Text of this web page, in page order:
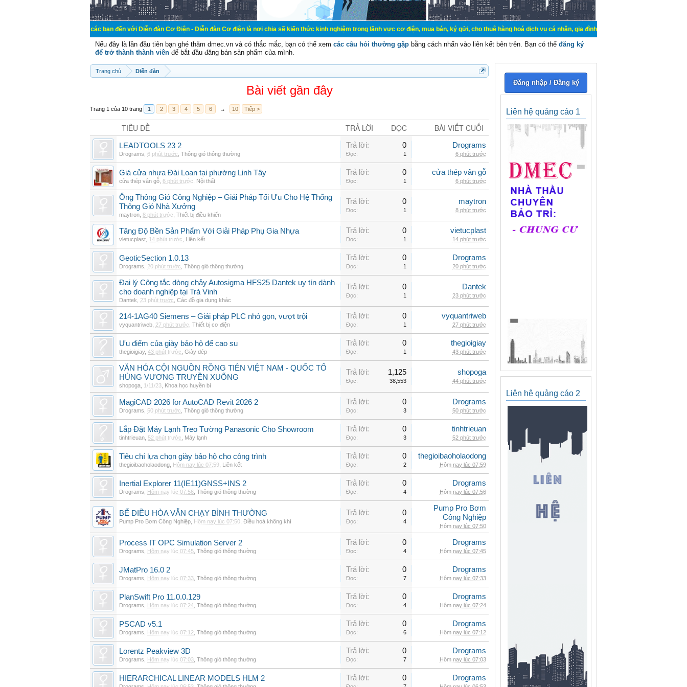
Chào mừng các bạn đến với Diễn đàn Cơ Điện - Diễn đàn Cơ điện là nơi chia sẽ kiến thức kinh nghiệm trong lãnh vực cơ điện, mua bán, ký gửi, cho thuê hàng hoá dịch vụ cá nhân, gia đình. Mua bán, ký gửi, cho thuê thiết bị
Nếu đây là lần đầu tiên bạn ghé thăm dmec.vn và có thắc mắc, bạn có thể xem các câu hỏi thường gặp bằng cách nhấn vào liên kết bên trên. Bạn có thể đăng ký
để trở thành thành viên để bắt đầu đăng bán sản phẩm của mình.
Trang chủ Diễn đàn
Bài viết gần đây
Trang 1 của 10 trang 1 2 3 4 5 6 → 10 Tiếp >
TIÊU ĐỀ TRẢ LỜI ĐỌC BÀI VIẾT CUỐI
LEADTOOLS 23 2
Drograms 6 phút trước Thông gió thông thường
Trả lời: 0
Đọc: 1
Drograms
6 phút trước
Giá cửa nhựa Đài Loan tại phường Linh Tây
cửa thép vân gỗ 6 phút trước Nội thất
Trả lời: 0
Đọc: 1
cửa thép vân gỗ
6 phút trước
Ống Thông Gió Công Nghiệp – Giải Pháp Tối Ưu Cho Hệ Thống
Thông Gió Nhà Xưởng
maytron 8 phút trước Thiết bị điều khiển
Trả lời: 0
Đọc: 1
maytron
8 phút trước
Tăng Độ Bền Sản Phẩm Với Giải Pháp Phụ Gia Nhựa
vietucplast 14 phút trước Liên kết
Trả lời: 0
Đọc: 1
vietucplast
14 phút trước
GeoticSection 1.0.13
Drograms 20 phút trước Thông gió thông thường
Trả lời: 0
Đọc: 1
Drograms
20 phút trước
Đại lý Công tắc dòng chảy Autosigma HFS25 Dantek uy tín dành
cho doanh nghiệp tại Trà Vinh
Dantek 23 phút trước Các đồ gia dụng khác
Trả lời: 0
Đọc: 1
Dantek
23 phút trước
214-1AG40 Siemens – Giải pháp PLC nhỏ gọn, vượt trội
vyquantriweb 27 phút trước Thiết bị cơ điện
Trả lời: 0
Đọc: 1
vyquantriweb
27 phút trước
Ưu điểm của giày bảo hộ đế cao su
thegioigiay, 43 phút trước Giày dép
Trả lời: 0
Đọc: 1
thegioigiay
43 phút trước
VĂN HÓA CỘI NGUỒN RỒNG TIÊN VIỆT NAM - QUỐC TỔ
HÙNG VƯƠNG TRUYỀN XUỐNG
shopoga 1/11/23 Khoa học huyền bí
Trả lời: 1,125
Đọc: 38,553
shopoga
44 phút trước
MagiCAD 2026 for AutoCAD Revit 2026 2
Drograms 50 phút trước Thông gió thông thường
Trả lời: 0
Đọc: 3
Drograms
50 phút trước
Lắp Đặt Máy Lạnh Treo Tường Panasonic Cho Showroom
tinhtrieuan 52 phút trước Máy lạnh
Trả lời: 0
Đọc: 3
tinhtrieuan
52 phút trước
Tiêu chí lựa chọn giày bảo hộ cho công trình
thegioibaoholaodong Hôm nay lúc 07:59 Liên kết
Trả lời: 0
Đọc: 2
thegioibaoholaodong
Hôm nay lúc 07:59
Inertial Explorer 11(IE11)GNSS+INS 2
Drograms Hôm nay lúc 07:56 Thông gió thông thường
Trả lời: 0
Đọc: 4
Drograms
Hôm nay lúc 07:56
BỂ ĐIỀU HÒA VẪN CHẠY BÌNH THƯỜNG
Pump Pro Bơm Công Nghiệp Hôm nay lúc 07:50 Điều hoà không khí
Trả lời: 0
Đọc: 4
Pump Pro Bơm
Công Nghiệp
Hôm nay lúc 07:50
Process IT OPC Simulation Server 2
Drograms Hôm nay lúc 07:45 Thông gió thông thường
Trả lời: 0
Đọc: 4
Drograms
Hôm nay lúc 07:45
JMatPro 16.0 2
Drograms Hôm nay lúc 07:33 Thông gió thông thường
Trả lời: 0
Đọc: 7
Drograms
Hôm nay lúc 07:33
PlanSwift Pro 11.0.0.129
Drograms Hôm nay lúc 07:24 Thông gió thông thường
Trả lời: 0
Đọc: 4
Drograms
Hôm nay lúc 07:24
PSCAD v5.1
Drograms Hôm nay lúc 07:12 Thông gió thông thường
Trả lời: 0
Đọc: 6
Drograms
Hôm nay lúc 07:12
Lorentz Peakview 3D
Drograms Hôm nay lúc 07:03 Thông gió thông thường
Trả lời: 0
Đọc: 7
Drograms
Hôm nay lúc 07:03
HIERARCHICAL LINEAR MODELS HLM 2 Trả lời: 0 Drograms
Đăng nhập / Đăng ký
Liên hệ quảng cáo 1
Liên hệ quảng cáo 2